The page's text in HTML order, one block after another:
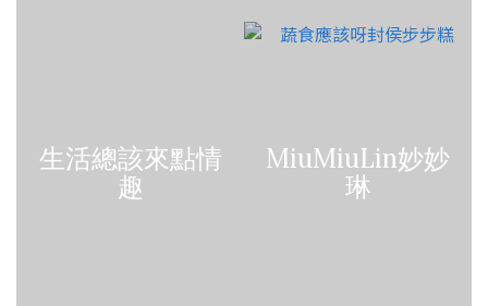
生活總該來點情
趣
MiuMiuLin妙妙
琳